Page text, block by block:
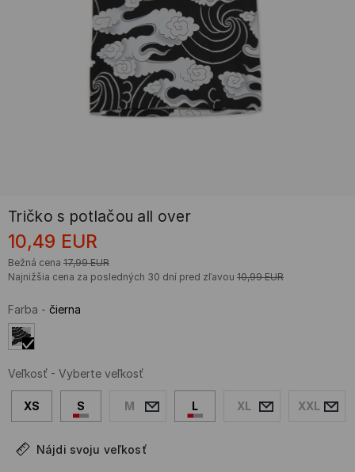
Tričko s potlačou all over
10,49 EUR
Bežná cena 17,99 EUR
Najnižšia cena za posledných 30 dní pred zľavou 10,99 EUR
Farba - čierna
Veľkosť - Vyberte veľkosť
XS S M L XL XXL
Nájdi svoju veľkosť